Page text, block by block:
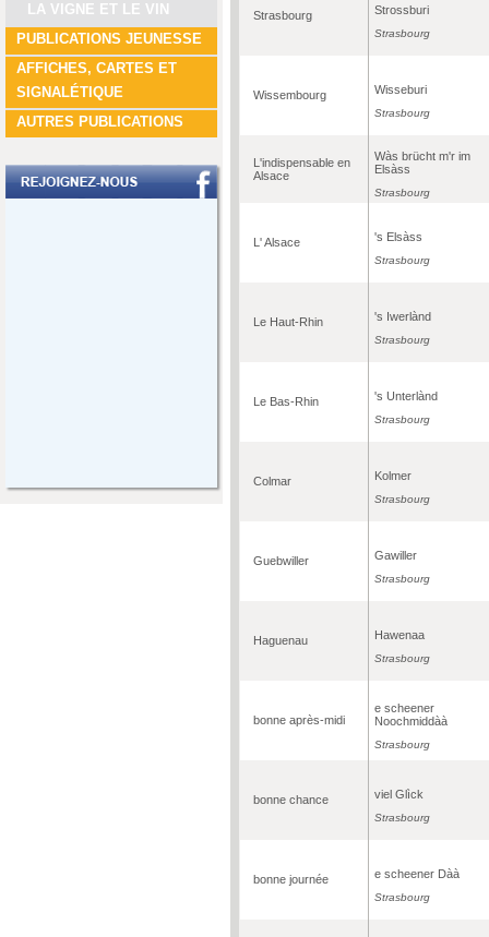
LA VIGNE ET LE VIN
PUBLICATIONS JEUNESSE
AFFICHES, CARTES ET
SIGNALÉTIQUE
AUTRES PUBLICATIONS
Strasbourg Strossburi
Strasbourg
Wissembourg Wisseburi
Strasbourg
L'indispensable en
Alsace
Wàs brücht m'r im
Elsàss
Strasbourg
L' Alsace 's Elsàss
Strasbourg
Le Haut-Rhin 's Iwerlànd
Strasbourg
Le Bas-Rhin 's Unterlànd
Strasbourg
Colmar Kolmer
Strasbourg
Guebwiller Gawiller
Strasbourg
Haguenau Hawenaa
Strasbourg
bonne après-midi
e scheener
Noochmiddàà
Strasbourg
bonne chance viel Glìck
Strasbourg
bonne journée e scheener Dàà
Strasbourg